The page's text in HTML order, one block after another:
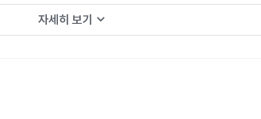
자세히 보기 keyboard_arrow_down